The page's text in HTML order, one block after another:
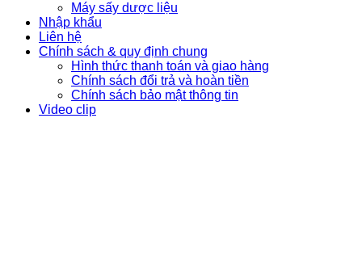
Máy sấy dược liệu
Nhập khẩu
Liên hệ
Chính sách & quy định chung
Hình thức thanh toán và giao hàng
Chính sách đổi trả và hoàn tiền
Chính sách bảo mật thông tin
Video clip